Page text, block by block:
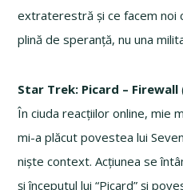
extraterestră și ce facem noi
plină de speranță, nu una
Star Trek: Picard – Firewall
În ciuda reacțiilor online, mie
mi-a plăcut povestea lui
niște context. Acțiunea se
și începutul lui “Picard” și